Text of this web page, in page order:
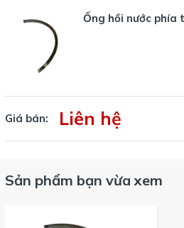
Ống hồi nước phía
Giá bán: Liên hệ
Sản phẩm bạn vừa xem